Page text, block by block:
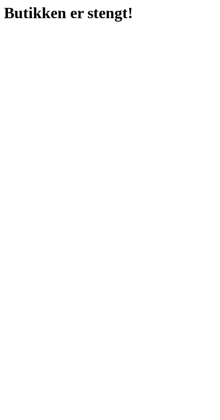
Butikken er stengt!